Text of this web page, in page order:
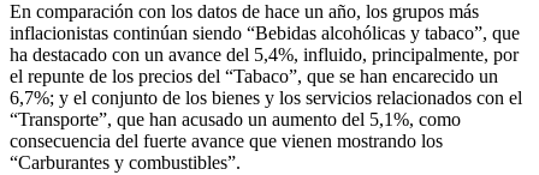
En comparación con los datos de hace un año, los grupos más
inflacionistas continúan siendo “Bebidas alcohólicas y tabaco”, que
ha destacado con un avance del 5,4%, influido, principalmente, por
el repunte de los precios del “Tabaco”, que se han encarecido un
6,7%; y el conjunto de los bienes y los servicios relacionados con el
“Transporte”, que han acusado un aumento del 5,1%, como
consecuencia del fuerte avance que vienen mostrando los
“Carburantes y combustibles”.